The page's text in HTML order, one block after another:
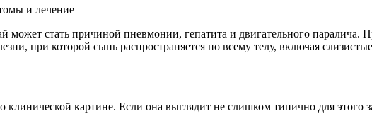
стать причиной пневмонии, гепатита и двигательного паралича.
при которой сыпь распространяется по всему телу, включая
клинической картине. Если она выглядит не слишком типично для этого